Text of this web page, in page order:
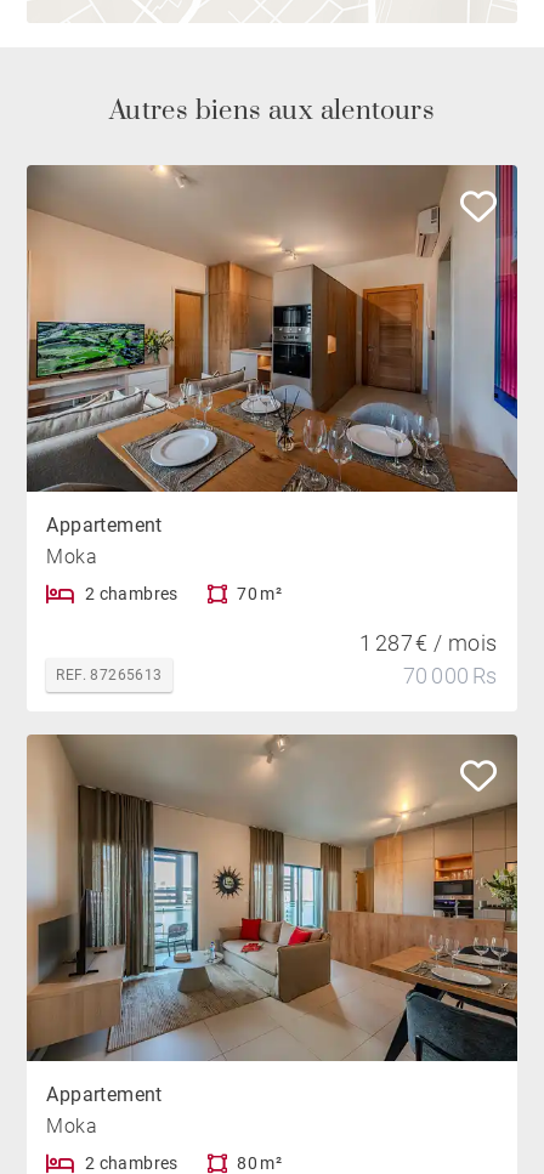
Autres biens aux alentours
Appartement
Moka
2 chambres 70 m²
REF. 87265613
1 287 € / mois
70 000 Rs
Appartement
Moka
2 chambres 80 m²